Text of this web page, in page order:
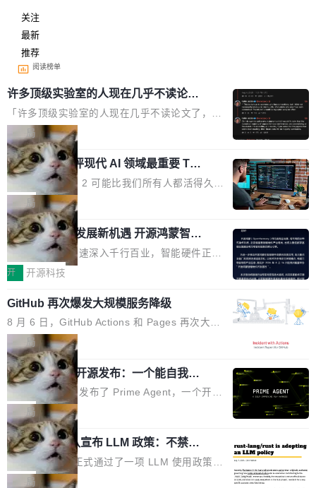
关注
最新
推荐
阅读榜单
许多顶级实验室的人现在几乎不读论文
了
「许多顶级实验室的人现在几乎不读论文了，而
且他们认为 ICLR/ICML/NeurIPS 充斥着大量过
度宣传和欺诈。」 OpenAI 研究员 Keller Jorda
n 这条推文引发了广泛讨论。他不是在说风凉
话，他是说出了一个圈内人尽皆知但很少公开捅
破的事实。 Jordan 随后补充了一句软化声明：
「我不认为这些会议上大部分论文都在过度宣传
或造假。问题是，作为读者，如果你筛选出那些
看起来最令人兴奋的论文，那它们大部分都是过
度宣传的。」 这才是真正的痛点。不是所有论文
都有问题，是最吸引眼球的那批论文最有问题。
他引用的帖子来自 Mathew Shen，一位 ICLR 2
026 的读者：「看了篇 ...
局
xAI 前工程师评现代 AI 领域最重要 Top
3 开源项目
Flash Attention 2 可能比我们所有人都活得久。
这句话不是来自某个技术博客，而是出自 Hieu
Pham 的一条推文。Hieu Pham 是谁？他是 xAI
的早期工程师之一，在 Grok 训练基础设施团队
工作过。近日他在 X 上发了一条帖子，列出了他
认为现代 AI 领域最重要的三个开源项目。 第一
个名字毫无悬念：Flash Attention 2。 Hieu 的
理由很具体。FA 系列不需要解释，但 FA2 是他
认为最重要的一个——复杂度恰到好处，刚好能
驱动你去学 CuTe，但还没被那些"邪恶的" Hopp
er++ 优化所淹没，足够容易修改和适配。 更关
键的是 FA2 的持久性...
局
共商智能硬件发展新机遇 开源鸿蒙智能
硬件开发者日杭州站即将举行
随着万物智联加速深入千行百业，智能硬件正从
单点设备迈向智能化、网联化、协同化发展。作
鸿蒙通过统一技术底座和分布式能力，为不同类
型智能设备的开发、连接与互联提供关键支撑，
也为产业链企业探索产品创新与商业增长打开新
的空间。 8月14日，开源鸿蒙智能硬件开发者日
（OHDD：OpenHarmony Hardware Develope
r Day）将在杭州启航。活动面向智能硬件产业
链企业和开发者，邀请行业专家与资深技术顾
问，围绕开源鸿蒙技术能力、设备适配、芯片适
配、功耗与稳定性调优、兼容性测评及统一互联
等内容展开系统讲解和实战交流，帮助企业进一
步了解开源鸿蒙在智能...
开 开源科技
GitHub 再次爆发大规模服务降级
8 月 6 日，GitHub Actions 和 Pages 再次大规
模服务降级，Actions 完全不可用超过 5 小时，
webhook 停发，连自托管 runner 也因调度层故
障无法工作。Pages、Copilot code review、C
opilot coding agent 全部受影响。从检测到完全
恢复，大约 12 小时。 这是 2026 年 8 月的第六
起事故，其中四起与 AI/Copilot 服务相关。 Git
Hub 员工 kdaigle 在 HN 讨论中贴出了一组数
据：2025 年全年 10 亿次 commit。现在，每周
2.75 亿次，全年预计 140 亿次。GitHub...
局
Prime Agent 开源发布：一个能自我改
进的编程 Agent，ARC-AGI 3 超越人类
专家基线
Prime Intellect 发布了 Prime Agent，一个开源
的编程 Agent Harness，核心设计围绕两个抽
象：Recursive Language Model（RLM）和 C
ontinual Harness。在 ARC-AGI 3 基准测试
上，Prime Agent + Opus 5 的组合达到了 95.
5% RHAE Best@1，超过了 ARC 报告的人类专
局
Rust 项目团队宣布 LLM 政策：不禁
止，但你要承认哪些代码不是你写的
Rust 语言项目正式通过了一项 LLM 使用政策，
覆盖 rust-lang/rust 单一仓库的代码贡献。这不
局